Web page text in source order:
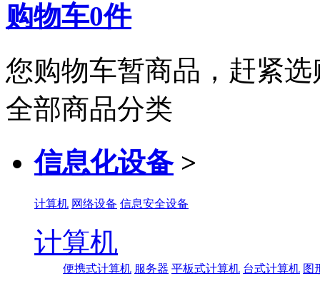
购物车0件
您购物车暂商品，赶紧选
全部商品分类
信息化设备 >
计算机 网络设备 信息安全设备
计算机
便携式计算机 服务器 平板式计算机 台式计算机 图